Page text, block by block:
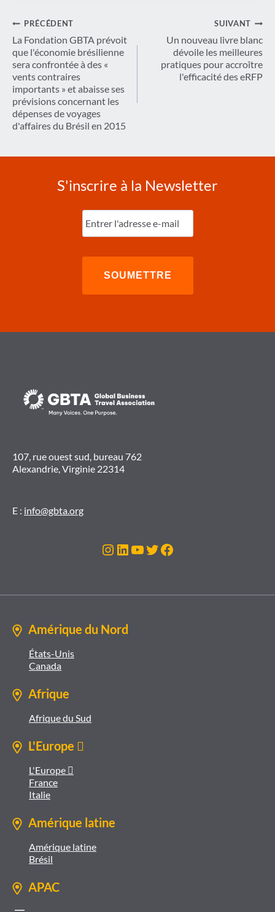
Navigation
de
l’article
PRÉCÉDENT
La Fondation GBTA prévoit
que l'économie brésilienne
sera confrontée à des «
vents contraires
importants » et abaisse ses
prévisions concernant les
dépenses de voyages
d'affaires du Brésil en 2015
SUIVANT
Un nouveau livre blanc
dévoile les meilleures
pratiques pour accroître
l'efficacité des eRFP
S'inscrire à la Newsletter
Entrez
l'e-
mail
107, rue ouest sud, bureau 762
Alexandrie, Virginie 22314
E : info@gbta.org
Instagram
LinkedIn
YouTube
Twitter
Facebook
Amérique du Nord
États-Unis
Canada
Afrique
Afrique du Sud
L'Europe 
L'Europe 
France
Italie
Amérique latine
Amérique latine
Brésil
APAC